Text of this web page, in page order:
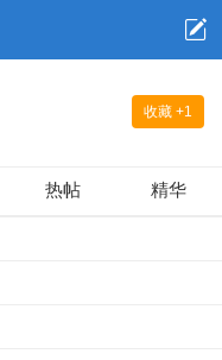
收藏 +1
热帖 精华